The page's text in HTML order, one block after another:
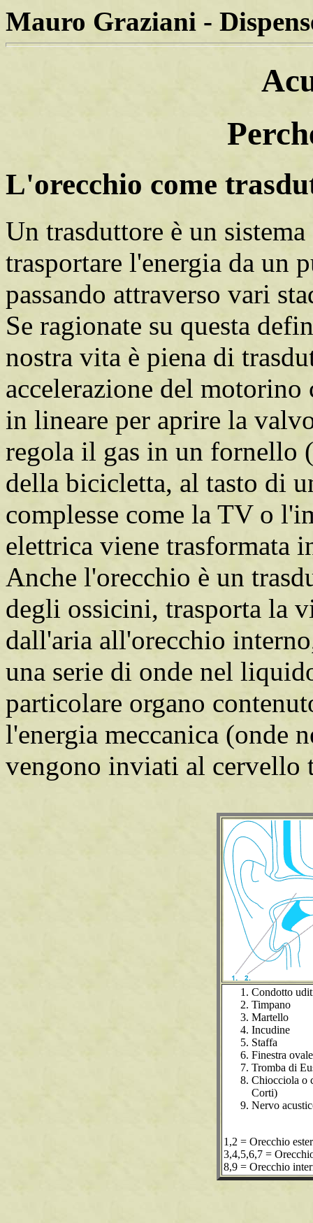
Mauro Graziani -
L'orecchio come
Un trasduttore è un
trasportare l'energia da un
passando attraverso vari
Se ragionate su questa
nostra vita è piena di
accelerazione del
in lineare per aprire la
regola il gas in un fornello
della bicicletta, al tasto di
complesse come la TV o
elettrica viene trasformata
Anche l'orecchio è un
degli ossicini, trasporta la
dall'aria all'orecchio
una serie di onde nel
particolare organo
l'energia meccanica (onde
vengono inviati al cervello
Condotto
Timpano
Martello
Incudine
Staffa
Finestra ovale
Tromba di
Chiocciola o
Corti)
Nervo
1,2 = Orecchio
3,4,5,6,7 =
8,9 = Orecchio